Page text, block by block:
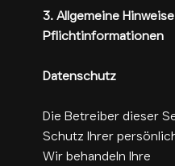
3. Allgemeine
Pflichtinformationen
Datenschutz
Die Betreiber dieser
Schutz Ihrer
Wir behandeln Ihre